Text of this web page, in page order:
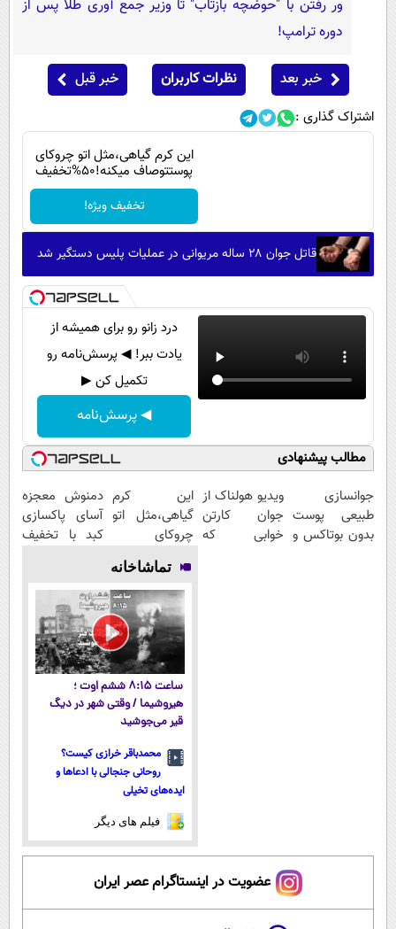
ور رفتن با "حوضچه بازتاب" تا وزیر جمع آوری طلا پس از
دوره ترامپ!
خبر بعد نظرات کاربران خبر قبل
اشتراک گذاری :
این کرم گیاهی،مثل اتو چروکای
پوستتوصاف میکنه!50%تخفیف
تخفیف ویژه!
قاتل جوان ۲۸ ساله مریوانی در عملیات پلیس دستگیر شد
درد زانو رو برای همیشه از
یادت ببر! ◀ پرسش‌نامه رو
تکمیل کن ▶
◀ پرسش‌نامه
مطالب پیشنهادی
جوانسازی
طبیعی پوست
بدون بوتاکس و
ویدیو هولناک از
جوان کارتن
خوابی که
این کرم
گیاهی،مثل اتو
چروکای
پوستتوصاف
میکنه!50%تخفیف
دمنوش معجزه
آسای پاکسازی
کبد با تخفیف
تماشاخانه
ساعت ۸:۱۵ ششم اوت ؛
هیروشیما / وقتی شهر در دیگ
قیر می‌جوشید
محمدباقر خرازی کیست؟
روحانی جنجالی با ادعاها و
ایده‌های تخیلی
فیلم های دیگر
عضویت در اینستاگرام عصر ایران